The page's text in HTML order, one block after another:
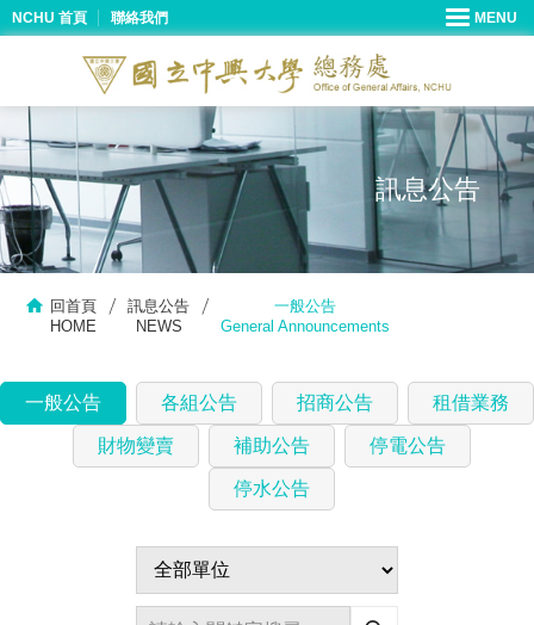
NCHU 首頁 聯絡我們
訊息公告
回首頁
HOME
訊息公告
NEWS
一般公告
General Announcements
一般公告 各組公告 招商公告 租借業務
財物變賣 補助公告 停電公告
停水公告